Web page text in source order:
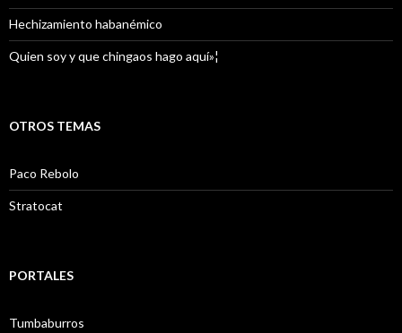
Hechizamiento habanémico
Quien soy y que chingaos hago aquí»¦
OTROS TEMAS
Paco Rebolo
Stratocat
PORTALES
Tumbaburros